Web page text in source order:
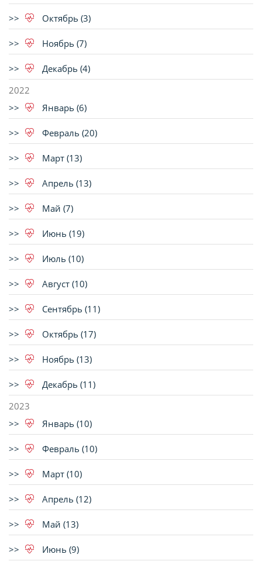
Октябрь (3)
Ноябрь (7)
Декабрь (4)
2022
Январь (6)
Февраль (20)
Март (13)
Апрель (13)
Май (7)
Июнь (19)
Июль (10)
Август (10)
Сентябрь (11)
Октябрь (17)
Ноябрь (13)
Декабрь (11)
2023
Январь (10)
Февраль (10)
Март (10)
Апрель (12)
Май (13)
Июнь (9)